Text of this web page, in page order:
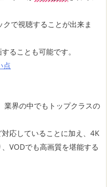
で視聴することが出来ま
ることも可能です。
点
業界の中でもトップクラスの
応していることに加え、4K
VODでも高画質を堪能する